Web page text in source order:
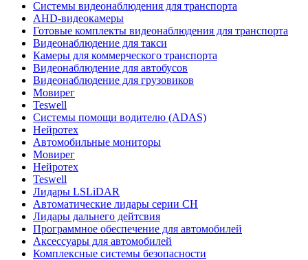
Системы видеонаблюдения для транспорта
AHD-видеокамеры
Готовые комплекты видеонаблюдения для транспорта
Видеонаблюдение для такси
Камеры для коммерческого транспорта
Видеонаблюдение для автобусов
Видеонаблюдение для грузовиков
Мовирег
Teswell
Системы помощи водителю (ADAS)
Нейротех
Автомобильные мониторы
Мовирег
Нейротех
Teswell
Лидары LSLiDAR
Автоматические лидары серии CH
Лидары дальнего дейтсвия
Программное обеспечение для автомобилей
Аксессуары для автомобилей
Комплексные системы безопасности